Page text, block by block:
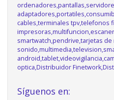
cables,terminales tpv,telefonos
smartwatch,pendrive,tarjetas
optica,Distribuidor
Síguenos en: